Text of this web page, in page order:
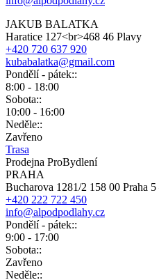
JAKUB BALATKA
Haratice 127<br>468 46 Plavy
+420 720 637 920
kubabalatka@gmail.com
Pondělí - pátek::
8:00 - 18:00
Sobota::
10:00 - 16:00
Neděle::
Zavřeno
Trasa
Prodejna ProBydlení
PRAHA
Bucharova 1281/2 158 00 Praha
+420 222 722 450
info@alpodpodlahy.cz
Pondělí - pátek::
9:00 - 17:00
Sobota::
Zavřeno
Neděle::